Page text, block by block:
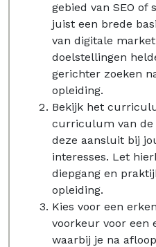
gebied van SEO of
juist een brede
van digitale
doelstellingen
gerichter zoeken
opleiding.
Bekijk het
curriculum van de
deze aansluit bij
interesses. Let
diepgang en
opleiding.
Kies voor een
voorkeur voor een
waarbij je na